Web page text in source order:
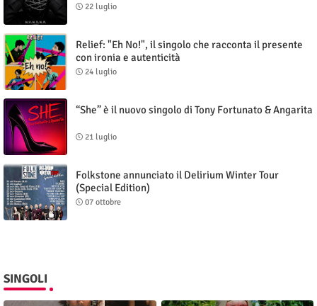
22 luglio
Relief: "Eh No!", il singolo che racconta il presente
con ironia e autenticità
24 luglio
“She” è il nuovo singolo di Tony Fortunato & Angarita
21 luglio
Folkstone annunciato il Delirium Winter Tour
(Special Edition)
07 ottobre
SINGOLI